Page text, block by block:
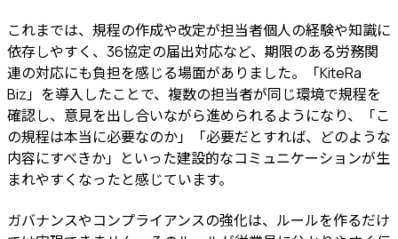
これまでは、規程の作成や改定が担当者個人の経験や知識に
依存しやすく、36協定の届出対応など、期限のある労務関
連の対応にも負担を感じる場面がありました。「KiteRa
Biz」を導入したことで、複数の担当者が同じ環境で規程を
確認し、意見を出し合いながら進められるようになり、「こ
の規程は本当に必要なのか」「必要だとすれば、どのような
内容にすべきか」といった建設的なコミュニケーションが生
まれやすくなったと感じています。
ガバナンスやコンプライアンスの強化は、ルールを作るだけ